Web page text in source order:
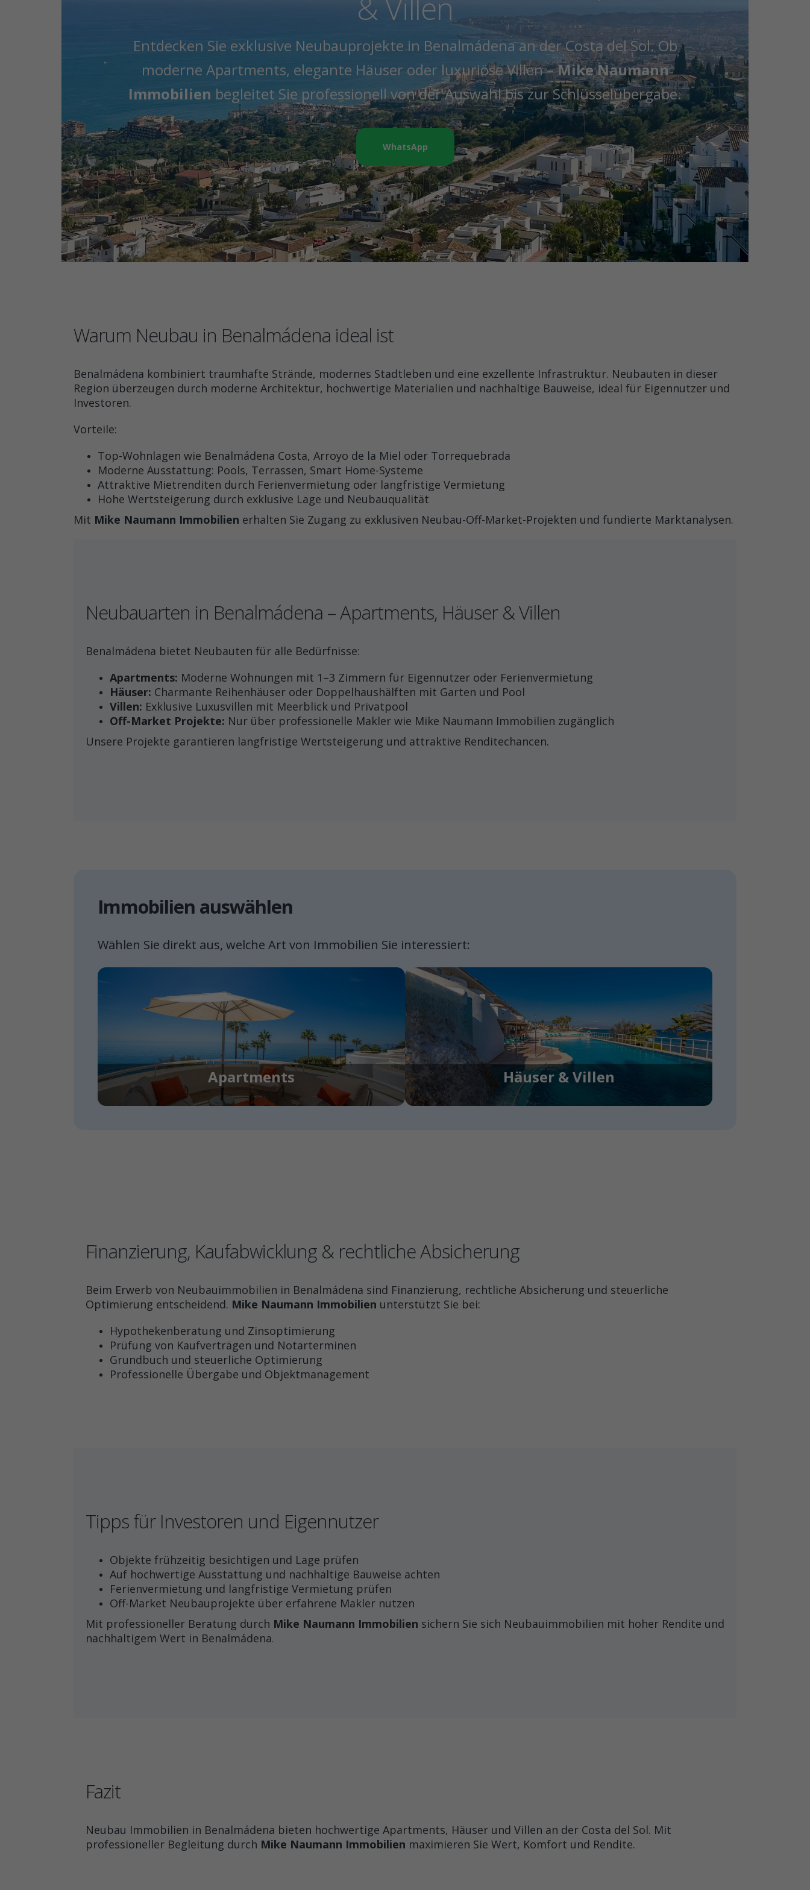
& Villen
Entdecken Sie exklusive Neubauprojekte in Benalmádena an der Costa del Sol. Ob
moderne Apartments, elegante Häuser oder luxuriöse Villen –Mike Naumann
Immobilien begleitet Sie professionell von der Auswahl bis zur Schlüsselübergabe.
WhatsApp
Warum Neubau in Benalmádena ideal ist
Benalmádena kombiniert traumhafte Strände, modernes Stadtleben und eine exzellente Infrastruktur. Neubauten in dieser
Region überzeugen durch moderne Architektur, hochwertige Materialien und nachhaltige Bauweise, ideal für Eigennutzer und
Investoren.
Vorteile:
Top-Wohnlagen wie Benalmádena Costa, Arroyo de la Miel oder Torrequebrada
Moderne Ausstattung: Pools, Terrassen, Smart Home-Systeme
Attraktive Mietrenditen durch Ferienvermietung oder langfristige Vermietung
Hohe Wertsteigerung durch exklusive Lage und Neubauqualität
Mit Mike Naumann Immobilien erhalten Sie Zugang zu exklusiven Neubau-Off-Market-Projekten und fundierte Marktanalysen.
Neubauarten in Benalmádena – Apartments, Häuser & Villen
Benalmádena bietet Neubauten für alle Bedürfnisse:
Apartments: Moderne Wohnungen mit 1–3 Zimmern für Eigennutzer oder Ferienvermietung
Häuser: Charmante Reihenhäuser oder Doppelhaushälften mit Garten und Pool
Villen: Exklusive Luxusvillen mit Meerblick und Privatpool
Off-Market Projekte: Nur über professionelle Makler wie Mike Naumann Immobilien zugänglich
Unsere Projekte garantieren langfristige Wertsteigerung und attraktive Renditechancen.
Immobilien auswählen
Wählen Sie direkt aus, welche Art von Immobilien Sie interessiert:
Apartments Häuser & Villen
Finanzierung, Kaufabwicklung & rechtliche Absicherung
Beim Erwerb von Neubauimmobilien in Benalmádena sind Finanzierung, rechtliche Absicherung und steuerliche
Optimierung entscheidend. Mike Naumann Immobilien unterstützt Sie bei:
Hypothekenberatung und Zinsoptimierung
Prüfung von Kaufverträgen und Notarterminen
Grundbuch und steuerliche Optimierung
Professionelle Übergabe und Objektmanagement
Tipps für Investoren und Eigennutzer
Objekte frühzeitig besichtigen und Lage prüfen
Auf hochwertige Ausstattung und nachhaltige Bauweise achten
Ferienvermietung und langfristige Vermietung prüfen
Off-Market Neubauprojekte über erfahrene Makler nutzen
Mit professioneller Beratung durch Mike Naumann Immobilien sichern Sie sich Neubauimmobilien mit hoher Rendite und
nachhaltigem Wert in Benalmádena.
Fazit
Neubau Immobilien in Benalmádena bieten hochwertige Apartments, Häuser und Villen an der Costa del Sol. Mit
professioneller Begleitung durch Mike Naumann Immobilien maximieren Sie Wert, Komfort und Rendite.